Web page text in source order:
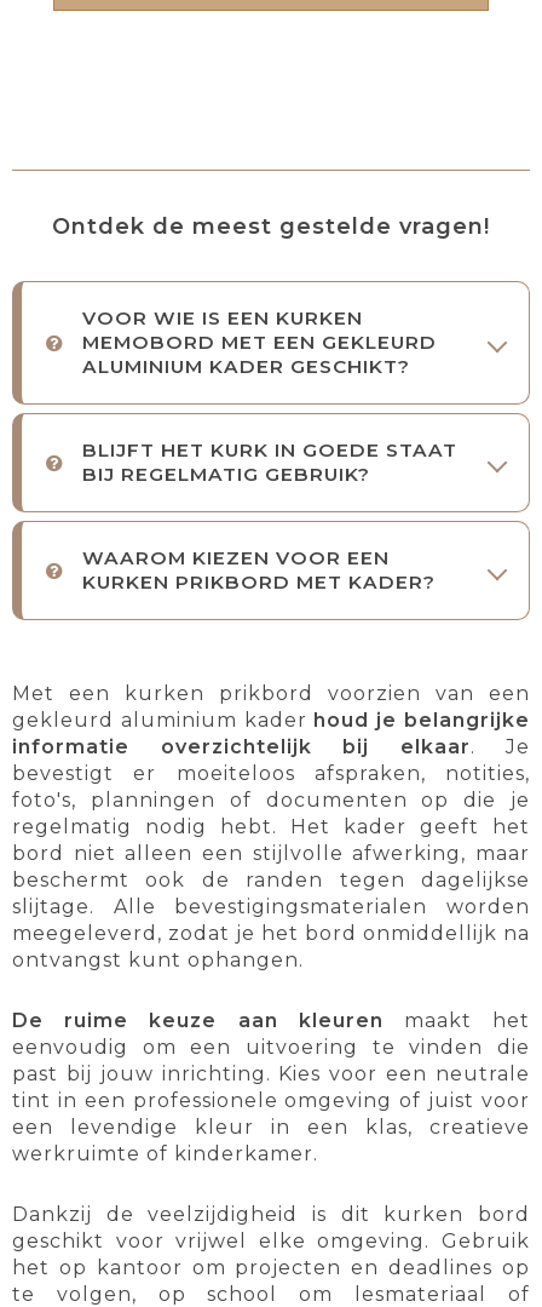
Ontdek de meest gestelde vragen!
VOOR WIE IS EEN KURKEN
MEMOBORD MET EEN GEKLEURD
ALUMINIUM KADER GESCHIKT?
BLIJFT HET KURK IN GOEDE STAAT
BIJ REGELMATIG GEBRUIK?
WAAROM KIEZEN VOOR EEN
KURKEN PRIKBORD MET KADER?
Met een kurken prikbord voorzien van een
gekleurd aluminium kader houd je belangrijke
informatie overzichtelijk bij elkaar. Je
bevestigt er moeiteloos afspraken, notities,
foto's, planningen of documenten op die je
regelmatig nodig hebt. Het kader geeft het
bord niet alleen een stijlvolle afwerking, maar
beschermt ook de randen tegen dagelijkse
slijtage. Alle bevestigingsmaterialen worden
meegeleverd, zodat je het bord onmiddellijk na
ontvangst kunt ophangen.
De ruime keuze aan kleuren maakt het
eenvoudig om een uitvoering te vinden die
past bij jouw inrichting. Kies voor een neutrale
tint in een professionele omgeving of juist voor
een levendige kleur in een klas, creatieve
werkruimte of kinderkamer.
Dankzij de veelzijdigheid is dit kurken bord
geschikt voor vrijwel elke omgeving. Gebruik
het op kantoor om projecten en deadlines op
te volgen, op school om lesmateriaal of